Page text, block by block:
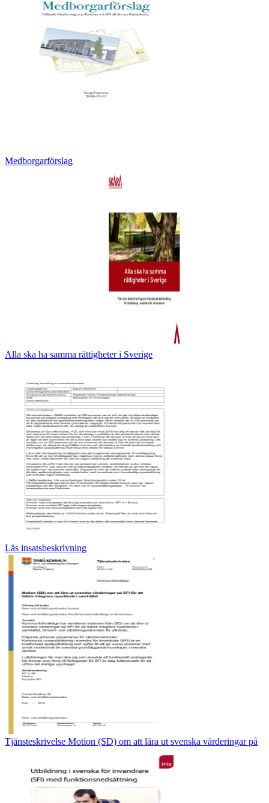
Medborgarförslag
Alla ska ha samma rättigheter i Sverige
Läs insatsbeskrivning
Tjänsteskrivelse Motion (SD) om att lära ut svenska värderingar på